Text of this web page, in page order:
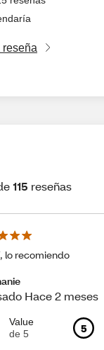
reseña
115 reseñas
lo recomiendo
Hace 2 meses
Value
de 5
5